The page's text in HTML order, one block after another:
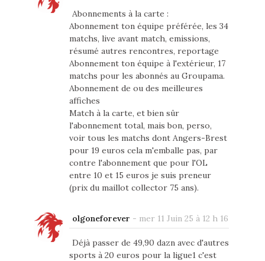
Abonnements à la carte :
Abonnement ton équipe préférée, les 34
matchs, live avant match, emissions,
résumé autres rencontres, reportage
Abonnement ton équipe à l'extérieur, 17
matchs pour les abonnés au Groupama.
Abonnement de ou des meilleures
affiches
Match à la carte, et bien sûr
l'abonnement total, mais bon, perso,
voir tous les matchs dont Angers-Brest
pour 19 euros cela m'emballe pas, par
contre l'abonnement que pour l'OL
entre 10 et 15 euros je suis preneur
(prix du maillot collector 75 ans).
olgoneforever - mer 11 Juin 25 à 12 h 16
Déjà passer de 49,90 dazn avec d'autres
sports à 20 euros pour la ligue1 c'est